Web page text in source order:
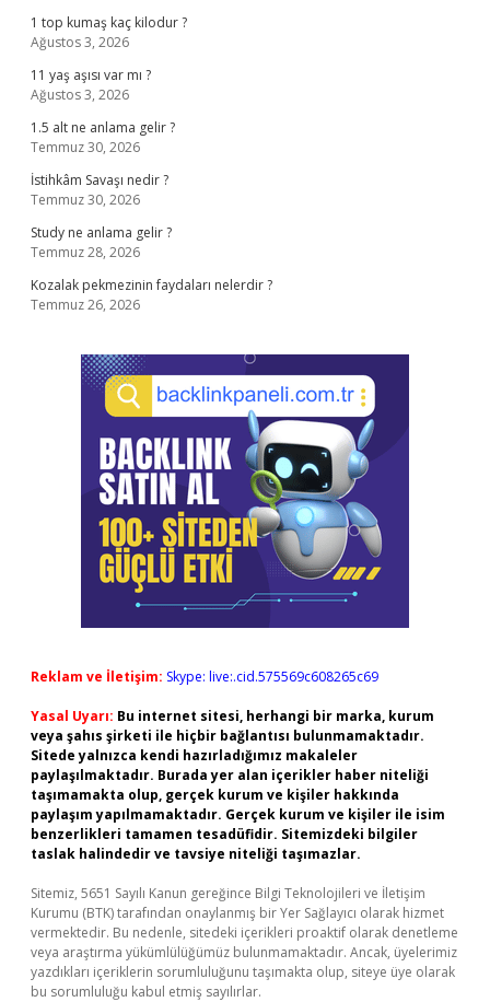
1 top kumaş kaç kilodur ?
Ağustos 3, 2026
11 yaş aşısı var mı ?
Ağustos 3, 2026
1.5 alt ne anlama gelir ?
Temmuz 30, 2026
İstihkâm Savaşı nedir ?
Temmuz 30, 2026
Study ne anlama gelir ?
Temmuz 28, 2026
Kozalak pekmezinin faydaları nelerdir ?
Temmuz 26, 2026
Reklam ve İletişim: Skype: live:.cid.575569c608265c69
Yasal Uyarı: Bu internet sitesi, herhangi bir marka, kurum
veya şahıs şirketi ile hiçbir bağlantısı bulunmamaktadır.
Sitede yalnızca kendi hazırladığımız makaleler
paylaşılmaktadır. Burada yer alan içerikler haber niteliği
taşımamakta olup, gerçek kurum ve kişiler hakkında
paylaşım yapılmamaktadır. Gerçek kurum ve kişiler ile isim
benzerlikleri tamamen tesadüfidir. Sitemizdeki bilgiler
taslak halindedir ve tavsiye niteliği taşımazlar.
Sitemiz, 5651 Sayılı Kanun gereğince Bilgi Teknolojileri ve İletişim
Kurumu (BTK) tarafından onaylanmış bir Yer Sağlayıcı olarak hizmet
vermektedir. Bu nedenle, sitedeki içerikleri proaktif olarak denetleme
veya araştırma yükümlülüğümüz bulunmamaktadır. Ancak, üyelerimiz
yazdıkları içeriklerin sorumluluğunu taşımakta olup, siteye üye olarak
bu sorumluluğu kabul etmiş sayılırlar.